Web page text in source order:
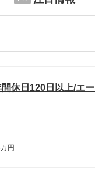
休日120日以上/エ
円